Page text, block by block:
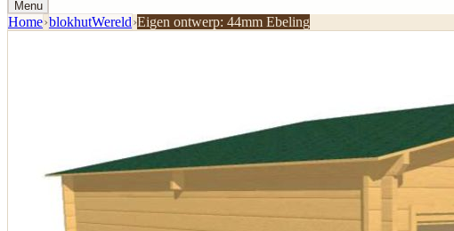
Menu
Home›blokhutWereld›Eigen ontwerp: 44mm Ebeling